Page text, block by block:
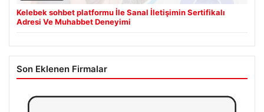
Kelebek sohbet platformu İle Sanal İletişimin Sertifikalı
Adresi Ve Muhabbet Deneyimi
Son Eklenen Firmalar